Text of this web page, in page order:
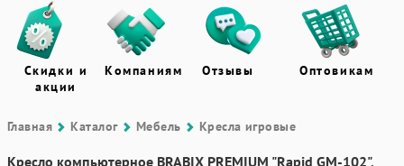
Скидки и
акции
Компаниям Отзывы Оптовикам
Главная Каталог Мебель Кресла игровые
Кресло компьютерное BRABIX PREMIUM "Rapid GM-102",